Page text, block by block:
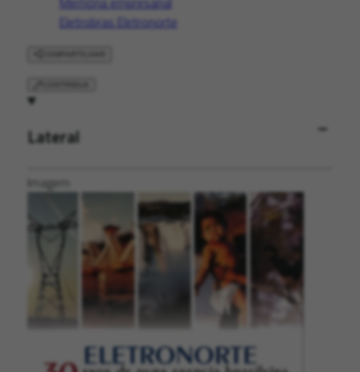
Eletrobras Eletronorte
Lateral
Imagem